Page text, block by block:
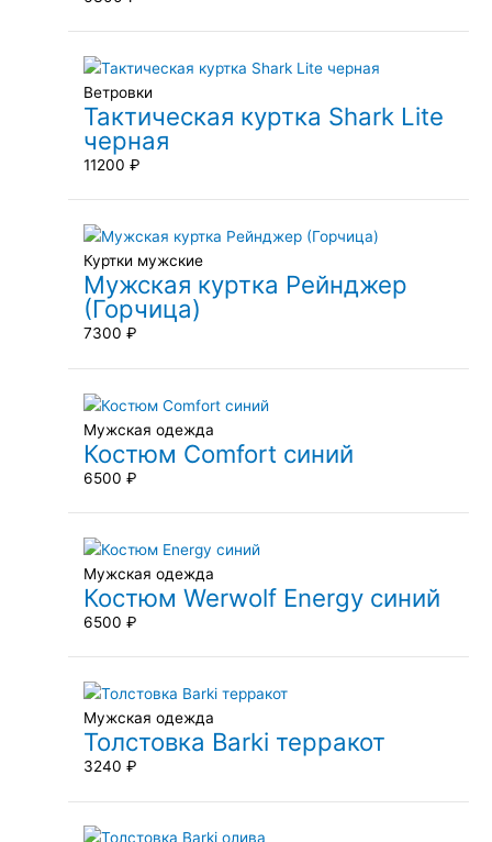
Ветровки
Тактическая куртка Shark Lite
черная
11200 ₽
Куртки мужские
Мужская куртка Рейнджер
(Горчица)
7300 ₽
Мужская одежда
Костюм Comfort синий
6500 ₽
Мужская одежда
Костюм Werwolf Energy синий
6500 ₽
Мужская одежда
Толстовка Barki терракот
3240 ₽